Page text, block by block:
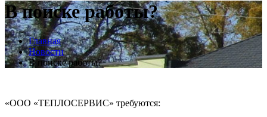
В поиске работы?
Главная
Новости
В поиске работы?
«ООО «ТЕПЛОСЕРВИС» требуются: